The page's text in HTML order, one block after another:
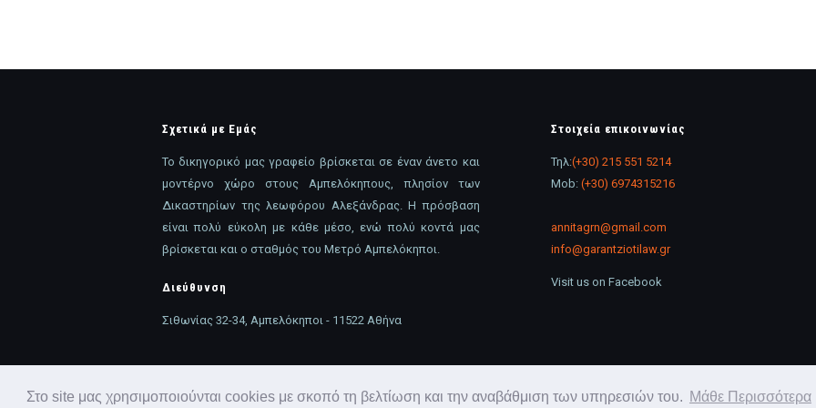
Στο site μας χρησιμοποιούνται cookies με σκοπό τη βελτίωση και την αναβάθμιση των υπηρεσιών του. Μάθε Περισσότερα
Σχετικά με Εμάς
Το δικηγορικό μας γραφείο βρίσκεται σε έναν άνετο και
μοντέρνο χώρο στους Αμπελόκηπους, πλησίον των
Δικαστηρίων της λεωφόρου Αλεξάνδρας. Η πρόσβαση
είναι πολύ εύκολη με κάθε μέσο, ενώ πολύ κοντά μας
βρίσκεται και ο σταθμός του Μετρό Αμπελόκηποι.
Διεύθυνση
Σιθωνίας 32-34, Αμπελόκηποι - 11522 Αθήνα
Στοιχεία επικοινωνίας
Τηλ:(+30) 215 551 5214
Mob: (+30) 6974315216
annitagrn@gmail.com
info@garantziotilaw.gr
Visit us on Facebook